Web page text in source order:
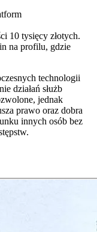
10 tysięcy złotych.
na profilu, gdzie
technologii
działań służb
jednak
prawo oraz dobra
innych osób bez